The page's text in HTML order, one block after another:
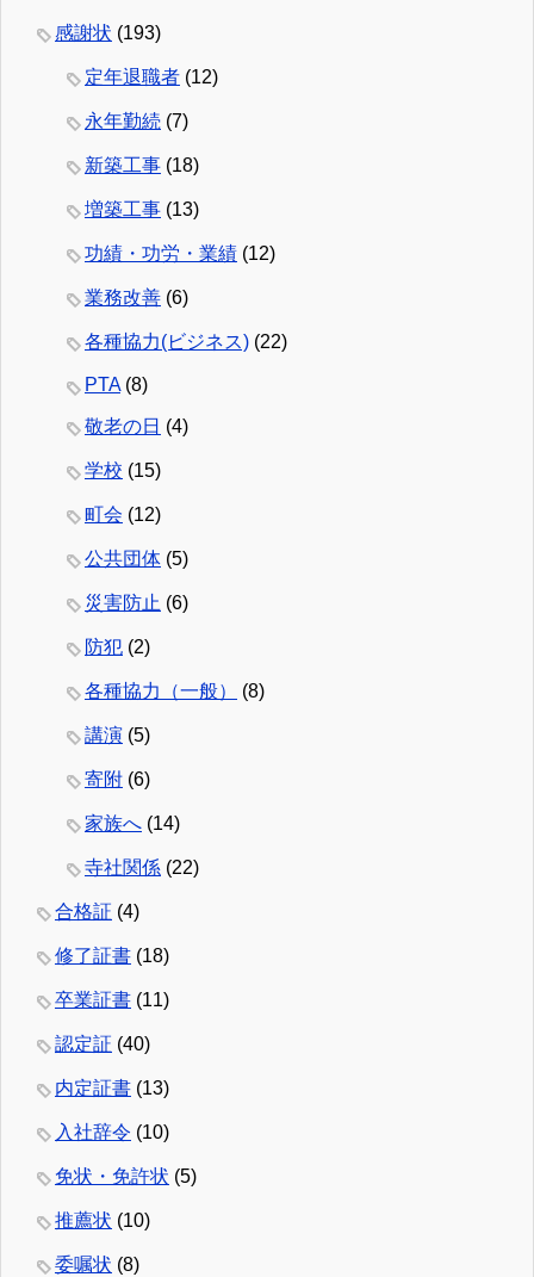
感謝状 (193)
定年退職者 (12)
永年勤続 (7)
新築工事 (18)
増築工事 (13)
功績・功労・業績 (12)
業務改善 (6)
各種協力(ビジネス) (22)
PTA(8)
敬老の日 (4)
学校 (15)
町会 (12)
公共団体 (5)
災害防止 (6)
防犯 (2)
各種協力（一般） (8)
講演 (5)
寄附 (6)
家族へ (14)
寺社関係 (22)
合格証 (4)
修了証書 (18)
卒業証書 (11)
認定証 (40)
内定証書 (13)
入社辞令 (10)
免状・免許状 (5)
推薦状 (10)
委嘱状 (8)